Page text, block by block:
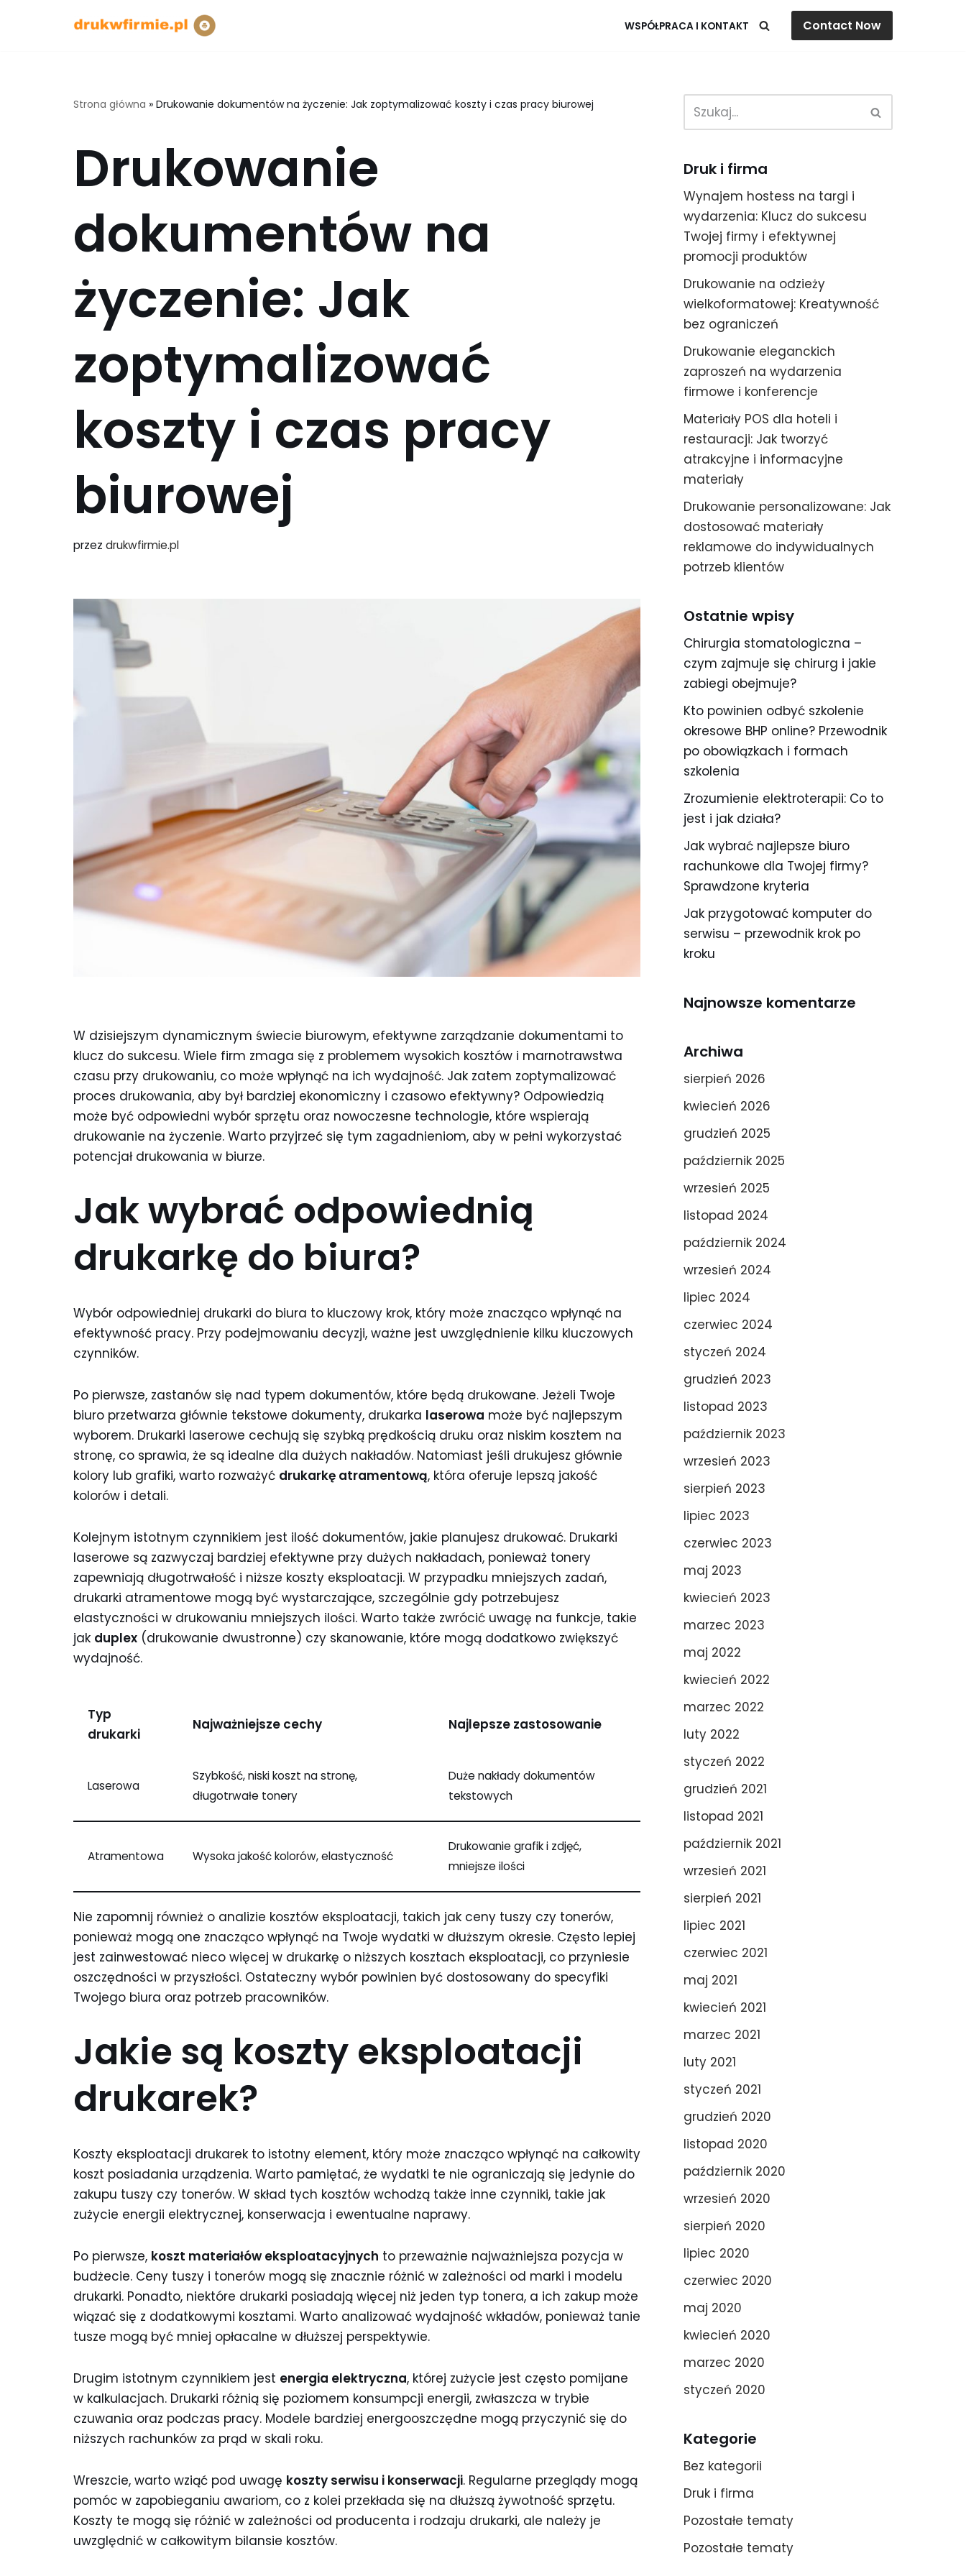
WSPÓŁPRACA I KONTAKT Contact Now
Strona główna » Drukowanie dokumentów na życzenie: Jak zoptymalizować koszty i czas pracy biurowej
Drukowanie
dokumentów na
życzenie: Jak
zoptymalizować
koszty i czas pracy
biurowej
przez drukwfirmie.pl
W dzisiejszym dynamicznym świecie biurowym, efektywne zarządzanie dokumentami to
klucz do sukcesu. Wiele firm zmaga się z problemem wysokich kosztów i marnotrawstwa
czasu przy drukowaniu, co może wpłynąć na ich wydajność. Jak zatem zoptymalizować
proces drukowania, aby był bardziej ekonomiczny i czasowo efektywny? Odpowiedzią
może być odpowiedni wybór sprzętu oraz nowoczesne technologie, które wspierają
drukowanie na życzenie. Warto przyjrzeć się tym zagadnieniom, aby w pełni wykorzystać
potencjał drukowania w biurze.
Jak wybrać odpowiednią
drukarkę do biura?
Wybór odpowiedniej drukarki do biura to kluczowy krok, który może znacząco wpłynąć na
efektywność pracy. Przy podejmowaniu decyzji, ważne jest uwzględnienie kilku kluczowych
czynników.
Po pierwsze, zastanów się nad typem dokumentów, które będą drukowane. Jeżeli Twoje
biuro przetwarza głównie tekstowe dokumenty, drukarka laserowa może być najlepszym
wyborem. Drukarki laserowe cechują się szybką prędkością druku oraz niskim kosztem na
stronę, co sprawia, że są idealne dla dużych nakładów. Natomiast jeśli drukujesz głównie
kolory lub grafiki, warto rozważyć drukarkę atramentową, która oferuje lepszą jakość
kolorów i detali.
Kolejnym istotnym czynnikiem jest ilość dokumentów, jakie planujesz drukować. Drukarki
laserowe są zazwyczaj bardziej efektywne przy dużych nakładach, ponieważ tonery
zapewniają długotrwałość i niższe koszty eksploatacji. W przypadku mniejszych zadań,
drukarki atramentowe mogą być wystarczające, szczególnie gdy potrzebujesz
elastyczności w drukowaniu mniejszych ilości. Warto także zwrócić uwagę na funkcje, takie
jak duplex (drukowanie dwustronne) czy skanowanie, które mogą dodatkowo zwiększyć
wydajność.
Typ
drukarki
Najważniejsze cechy Najlepsze zastosowanie
Laserowa
Szybkość, niski koszt na stronę,
długotrwałe tonery
Duże nakłady dokumentów
tekstowych
Atramentowa Wysoka jakość kolorów, elastyczność
Drukowanie grafik i zdjęć,
mniejsze ilości
Nie zapomnij również o analizie kosztów eksploatacji, takich jak ceny tuszy czy tonerów,
ponieważ mogą one znacząco wpłynąć na Twoje wydatki w dłuższym okresie. Często lepiej
jest zainwestować nieco więcej w drukarkę o niższych kosztach eksploatacji, co przyniesie
oszczędności w przyszłości. Ostateczny wybór powinien być dostosowany do specyfiki
Twojego biura oraz potrzeb pracowników.
Jakie są koszty eksploatacji
drukarek?
Koszty eksploatacji drukarek to istotny element, który może znacząco wpłynąć na całkowity
koszt posiadania urządzenia. Warto pamiętać, że wydatki te nie ograniczają się jedynie do
zakupu tuszy czy tonerów. W skład tych kosztów wchodzą także inne czynniki, takie jak
zużycie energii elektrycznej, konserwacja i ewentualne naprawy.
Po pierwsze, koszt materiałów eksploatacyjnych to przeważnie najważniejsza pozycja w
budżecie. Ceny tuszy i tonerów mogą się znacznie różnić w zależności od marki i modelu
drukarki. Ponadto, niektóre drukarki posiadają więcej niż jeden typ tonera, a ich zakup może
wiązać się z dodatkowymi kosztami. Warto analizować wydajność wkładów, ponieważ tanie
tusze mogą być mniej opłacalne w dłuższej perspektywie.
Drugim istotnym czynnikiem jest energia elektryczna, której zużycie jest często pomijane
w kalkulacjach. Drukarki różnią się poziomem konsumpcji energii, zwłaszcza w trybie
czuwania oraz podczas pracy. Modele bardziej energooszczędne mogą przyczynić się do
niższych rachunków za prąd w skali roku.
Wreszcie, warto wziąć pod uwagę koszty serwisu i konserwacji. Regularne przeglądy mogą
pomóc w zapobieganiu awariom, co z kolei przekłada się na dłuższą żywotność sprzętu.
Koszty te mogą się różnić w zależności od producenta i rodzaju drukarki, ale należy je
uwzględnić w całkowitym bilansie kosztów.
Druk i firma
Wynajem hostess na targi i
wydarzenia: Klucz do sukcesu
Twojej firmy i efektywnej
promocji produktów
Drukowanie na odzieży
wielkoformatowej: Kreatywność
bez ograniczeń
Drukowanie eleganckich
zaproszeń na wydarzenia
firmowe i konferencje
Materiały POS dla hoteli i
restauracji: Jak tworzyć
atrakcyjne i informacyjne
materiały
Drukowanie personalizowane: Jak
dostosować materiały
reklamowe do indywidualnych
potrzeb klientów
Ostatnie wpisy
Chirurgia stomatologiczna –
czym zajmuje się chirurg i jakie
zabiegi obejmuje?
Kto powinien odbyć szkolenie
okresowe BHP online? Przewodnik
po obowiązkach i formach
szkolenia
Zrozumienie elektroterapii: Co to
jest i jak działa?
Jak wybrać najlepsze biuro
rachunkowe dla Twojej firmy?
Sprawdzone kryteria
Jak przygotować komputer do
serwisu – przewodnik krok po
kroku
Najnowsze komentarze
Archiwa
sierpień 2026
kwiecień 2026
grudzień 2025
październik 2025
wrzesień 2025
listopad 2024
październik 2024
wrzesień 2024
lipiec 2024
czerwiec 2024
styczeń 2024
grudzień 2023
listopad 2023
październik 2023
wrzesień 2023
sierpień 2023
lipiec 2023
czerwiec 2023
maj 2023
kwiecień 2023
marzec 2023
maj 2022
kwiecień 2022
marzec 2022
luty 2022
styczeń 2022
grudzień 2021
listopad 2021
październik 2021
wrzesień 2021
sierpień 2021
lipiec 2021
czerwiec 2021
maj 2021
kwiecień 2021
marzec 2021
luty 2021
styczeń 2021
grudzień 2020
listopad 2020
październik 2020
wrzesień 2020
sierpień 2020
lipiec 2020
czerwiec 2020
maj 2020
kwiecień 2020
marzec 2020
styczeń 2020
Kategorie
Bez kategorii
Druk i firma
Pozostałe tematy
Pozostałe tematy